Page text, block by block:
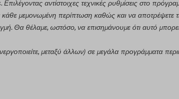
αντίστοιχες τεχνικές ρυθμίσεις στο
μεμονωμένη περίπτωση καθώς και να
θέλαμε, ωστόσο, να επισημάνουμε ότι αυτό
μεταξύ άλλων) σε μεγάλα προγράμματα